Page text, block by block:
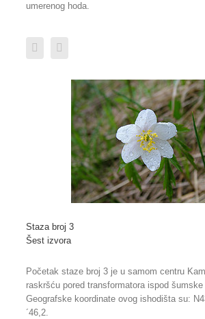
umerenog hoda.
Staza broj 3
Šest izvora
Početak staze broj 3 je u samom centru
raskršću pored transformatora ispod
Geografske koordinate ovog ishodišta su:
´46,2.